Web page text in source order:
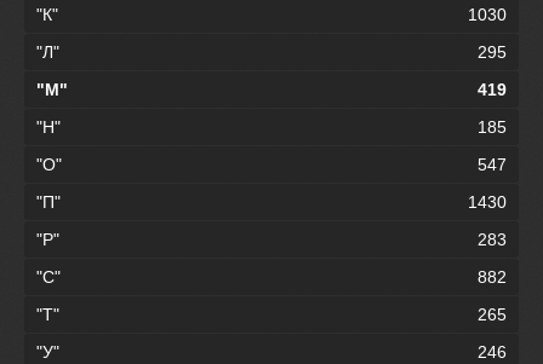
"К"
1030
"Л"
295
"М"
419
"Н"
185
"О"
547
"П"
1430
"Р"
283
"С"
882
"Т"
265
"У"
246